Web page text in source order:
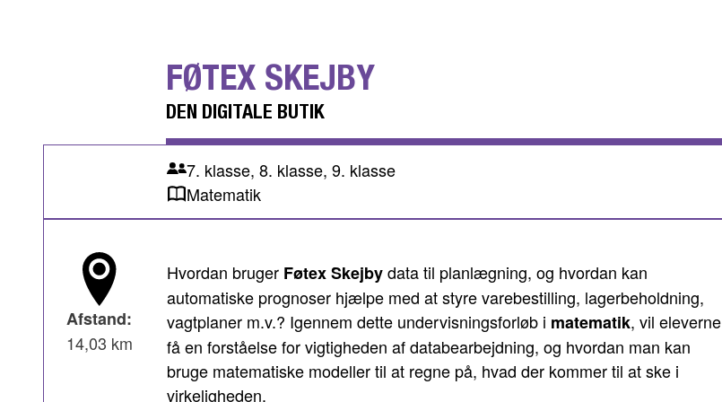
FØTEX SKEJBY
DEN DIGITALE BUTIK
7. klasse, 8. klasse, 9. klasse
Matematik
Afstand:
14,03 km
Hvordan bruger Føtex Skejbydata til planlægning, og hvordan kan
automatiske prognoser hjælpe med at styre varebestilling, lagerbeholdning,
vagtplaner m.v.? Igennem dette undervisningsforløb i matematik, vil eleverne
få en forståelse for vigtigheden af databearbejdning, og hvordan man kan
bruge matematiske modeller til at regne på, hvad der kommer til at ske i
virkeligheden.